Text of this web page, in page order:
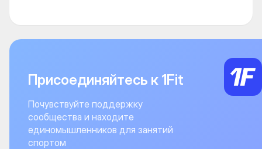
Присоединяйтесь к 1Fit
Почувствуйте поддержку
сообщества и находите
единомышленников для занятий
спортом